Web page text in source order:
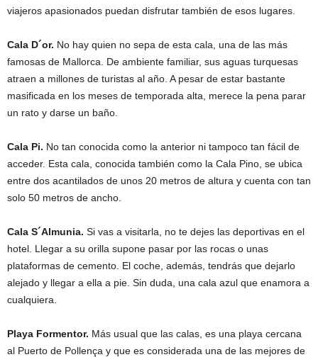
viajeros apasionados puedan disfrutar también de esos lugares.
Cala D´or. No hay quien no sepa de esta cala, una de las más
famosas de Mallorca. De ambiente familiar, sus aguas turquesas
atraen a millones de turistas al año. A pesar de estar bastante
masificada en los meses de temporada alta, merece la pena parar
un rato y darse un baño.
Cala Pi. No tan conocida como la anterior ni tampoco tan fácil de
acceder. Esta cala, conocida también como la Cala Pino, se ubica
entre dos acantilados de unos 20 metros de altura y cuenta con tan
solo 50 metros de ancho.
Cala S´Almunia. Si vas a visitarla, no te dejes las deportivas en el
hotel. Llegar a su orilla supone pasar por las rocas o unas
plataformas de cemento. El coche, además, tendrás que dejarlo
alejado y llegar a ella a pie. Sin duda, una cala azul que enamora a
cualquiera.
Playa Formentor. Más usual que las calas, es una playa cercana
al Puerto de Pollença y que es considerada una de las mejores de